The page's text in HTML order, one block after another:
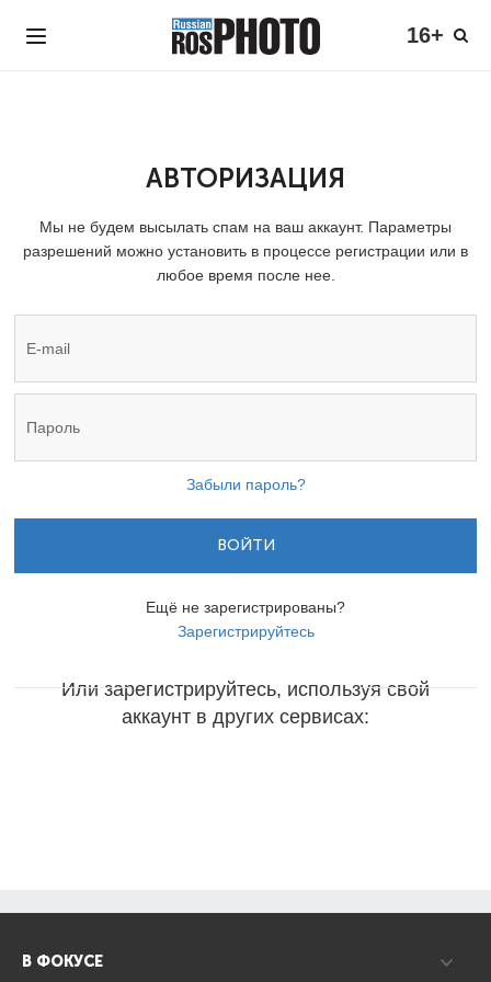
16+
АВТОРИЗАЦИЯ
Мы не будем высылать спам на ваш аккаунт. Параметры
разрешений можно установить в процессе регистрации или в
любое время после нее.
Забыли пароль?
ВОЙТИ
Ещё не зарегистрированы?
Зарегистрируйтесь
Или зарегистрируйтесь, используя свой
аккаунт в других сервисах:
В ФОКУСЕ